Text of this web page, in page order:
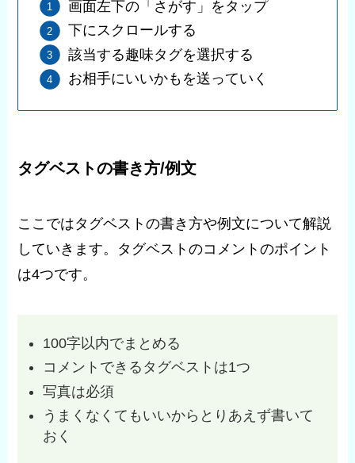
画面左下の「さがす」をタップ
下にスクロールする
該当する趣味タグを選択する
お相手にいいかもを送っていく
タグベストの書き方/例文
ここではタグベストの書き方や例文について解説
していきます。タグベストのコメントのポイント
は4つです。
100字以内でまとめる
コメントできるタグベストは1つ
写真は必須
うまくなくてもいいからとりあえず書いて
おく